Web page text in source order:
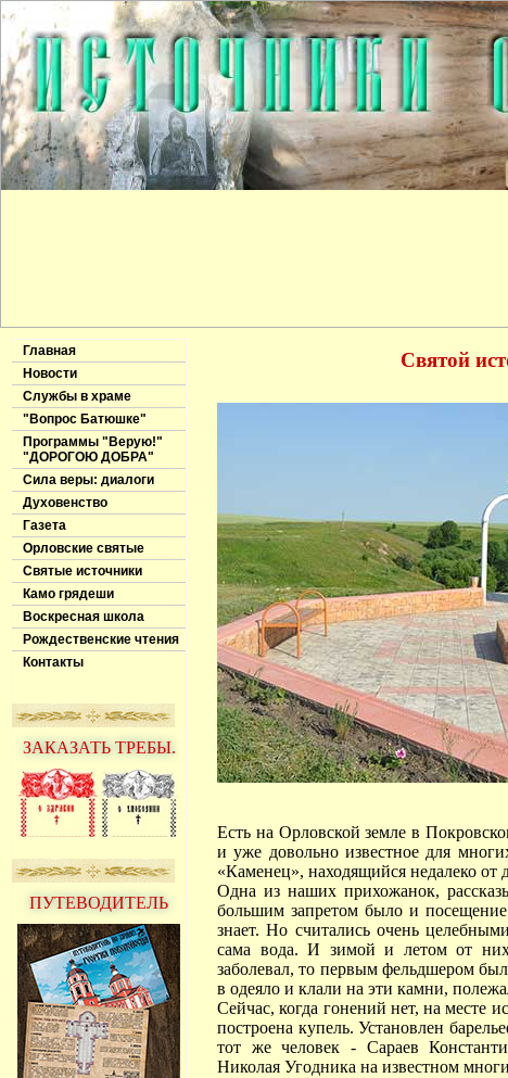
Главная
Новости
Службы в храме
"Вопрос Батюшке"
Программы "Верую!"
"ДОРОГОЮ ДОБРА"
Сила веры: диалоги
Духовенство
Газета
Орловские святые
Святые источники
Камо грядеши
Воскресная школа
Рождественские чтения
Контакты
ЗАКАЗАТЬ ТРЕБЫ.
ПУТЕВОДИТЕЛЬ
Святой
Есть на Орловской земле в
и уже довольно известное для
«Каменец», находящийся недалеко от
Одна из наших прихожанок,
большим запретом было и
знает. Но считались очень
сама вода. И зимой и летом от
заболевал, то первым фельдшером
в одеяло и клали на эти камни,
Сейчас, когда гонений нет, на месте
построена купель. Установлен
тот же человек - Сараев
Николая Угодника на известном